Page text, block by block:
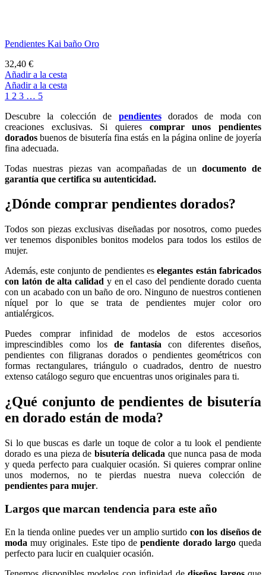
Pendientes Kai baño Oro
32,40 €
Añadir a la cesta
Añadir a la cesta
1 2 3 … 5
Descubre la colección de pendientesdorados de moda con
creaciones exclusivas. Si quieres comprar unos pendientes
dorados buenos de bisutería fina estás en la página online de joyería
fina adecuada.
Todas nuestras piezas van acompañadas de un documento de
garantía que certifica su autenticidad.
¿Dónde comprar pendientes dorados?
Todos son piezas exclusivas diseñadas por nosotros, como puedes
ver tenemos disponibles bonitos modelos para todos los estilos de
mujer.
Además, este conjunto de pendientes eselegantes están fabricados
con latón de alta calidad y en el caso del pendiente dorado cuenta
con un acabado con un baño de oro. Ninguno de nuestros contienen
níquel por lo que se trata de pendientes mujer color oro
antialérgicos.
Puedes comprar infinidad de modelos de estos accesorios
imprescindibles como los de fantasía con diferentes diseños,
pendientes con filigranas dorados o pendientes geométricos con
formas rectangulares, triángulo o cuadrados, dentro de nuestro
extenso catálogo seguro que encuentras unos originales para ti.
¿Qué conjunto de pendientes de bisutería
en dorado están de moda?
Si lo que buscas es darle un toque de color a tu look el pendiente
dorado es una pieza de bisutería delicada que nunca pasa de moda
y queda perfecto para cualquier ocasión. Si quieres comprar online
unos modernos, no te pierdas nuestra nueva colección de
pendientes para mujer.
Largos que marcan tendencia para este año
En la tienda online puedes ver un amplio surtido con los diseños de
moda muy originales. Este tipo dependiente dorado largoqueda
perfecto para lucir en cualquier ocasión.